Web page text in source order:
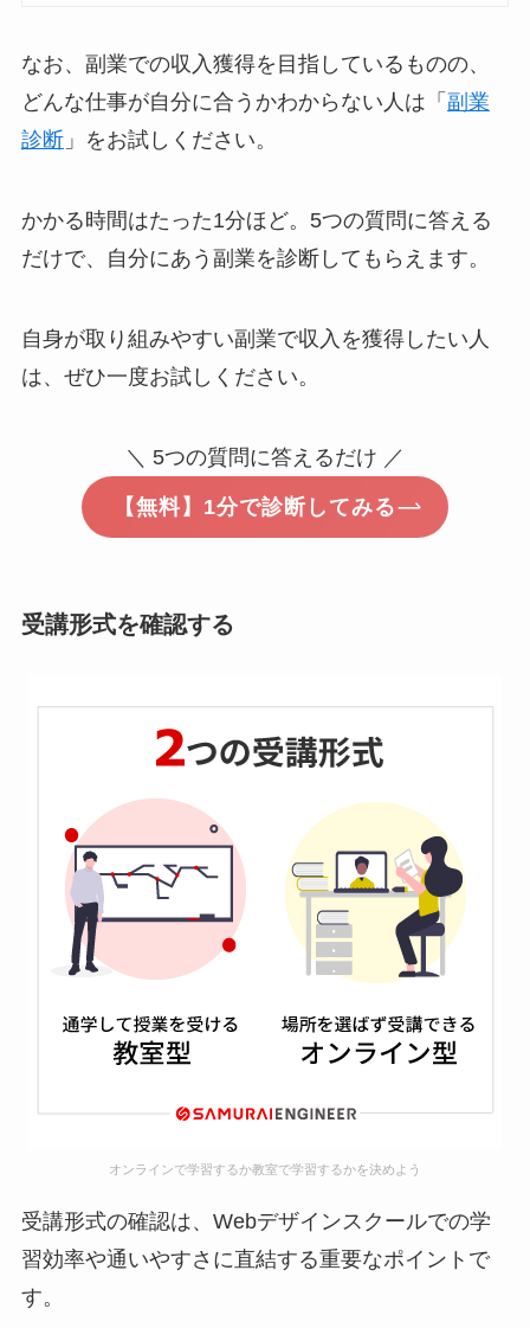
なお、副業での収入獲得を目指しているものの、
どんな仕事が自分に合うかわからない人は「 副業
診断」をお試しください。
かかる時間はたった1分ほど。5つの質問に答える
だけで、自分にあう副業を診断してもらえます。
自身が取り組みやすい副業で収入を獲得したい人
は、ぜひ一度お試しください。
＼ 5つの質問に答えるだけ ／
【無料】1分で診断してみる
受講形式を確認する
オンラインで学習するか教室で学習するかを決めよう
受講形式の確認は、Webデザインスクールでの学
習効率や通いやすさに直結する重要なポイントで
す。